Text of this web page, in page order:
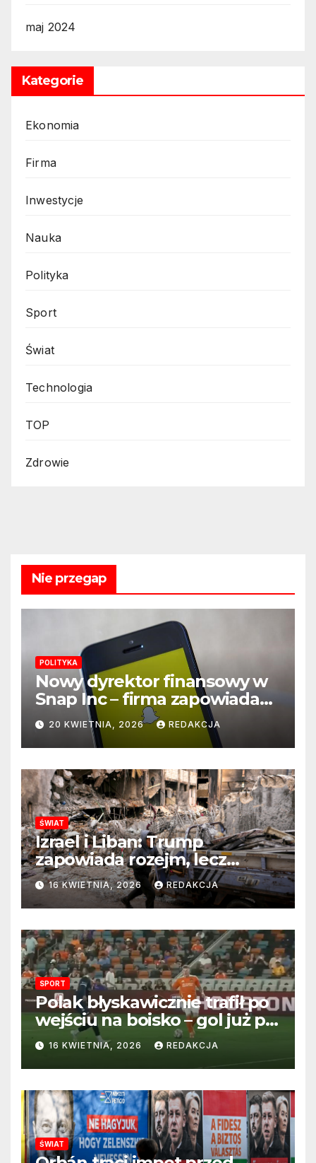
maj 2024
Kategorie
Ekonomia
Firma
Inwestycje
Nauka
Polityka
Sport
Świat
Technologia
TOP
Zdrowie
Nie przegap
POLITYKA
Nowy dyrektor finansowy w
Snap Inc – firma zapowiada
zmianę na kluczowym
stanowisku
20 KWIETNIA, 2026 REDAKCJA
ŚWIAT
Izrael i Liban: Trump
zapowiada rozejm, lecz
perspektywa zakończenia
wojny wciąż odległa
16 KWIETNIA, 2026 REDAKCJA
SPORT
Polak błyskawicznie trafił po
wejściu na boisko – gol już po
22 sekundach!
16 KWIETNIA, 2026 REDAKCJA
ŚWIAT